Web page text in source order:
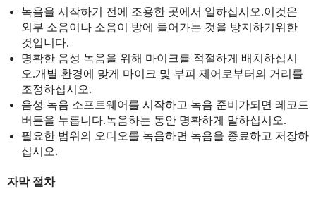
녹음을 시작하기 전에 조용한 곳에서 일하십시오.이것은
외부 소음이나 소음이 방에 들어가는 것을 방지하기위한
것입니다.
명확한 음성 녹음을 위해 마이크를 적절하게 배치하십시
오.개별 환경에 맞게 마이크 및 부피 제어로부터의 거리를
조정하십시오.
음성 녹음 소프트웨어를 시작하고 녹음 준비가되면 레코드
버튼을 누릅니다.녹음하는 동안 명확하게 말하십시오.
필요한 범위의 오디오를 녹음하면 녹음을 종료하고 저장하
십시오.
자막 절차